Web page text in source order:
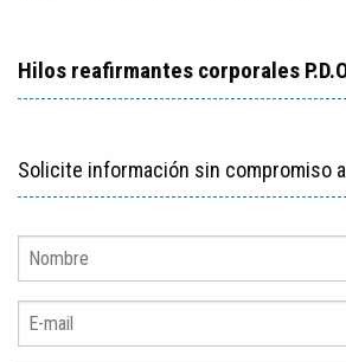
Hilos reafirmantes corporales
Solicite información sin compromiso